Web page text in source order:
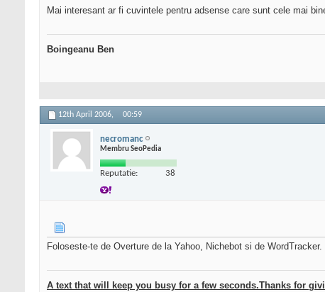
Mai interesant ar fi cuvintele pentru adsense care sunt cele mai
Boingeanu Ben
12th April 2006, 00:59
necromanc
Membru SeoPedia
Reputatie: 38
Foloseste-te de Overture de la Yahoo, Nichebot si de WordTracker.
A text that will keep you busy for a few seconds.Thanks for